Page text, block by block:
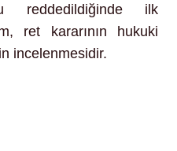
reddedildiğinde ilk
ret kararının hukuki
incelenmesidir.